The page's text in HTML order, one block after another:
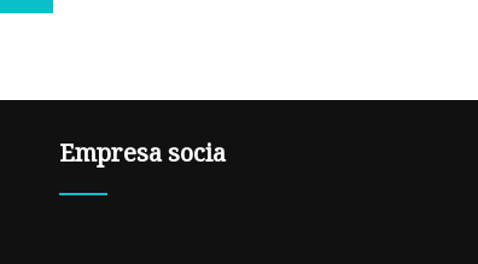
Empresa socia